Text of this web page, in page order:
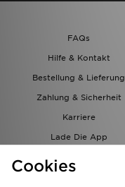
FAQs
Hilfe & Kontakt
Bestellung & Lieferung
Zahlung & Sicherheit
Karriere
Lade Die App
Cookies